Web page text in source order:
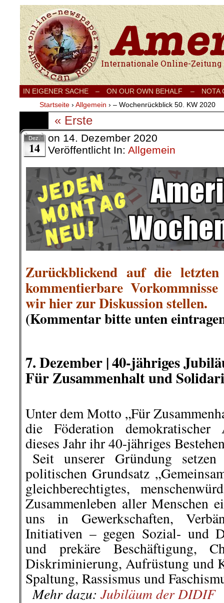
Internationale Onlinezeitung für Frieden,
IN EIGENER SACHE – ON OUR OWN BEHALF –
NOTA
Startseite › Allgemein › – Wochenrückblick 50. KW 2020
« Erste
Dez.
14
on 14. Dezember 2020
Veröffentlicht In: Allgemein
Zurückblickend auf die
kommentierbare
wir hier zur Diskussion stellen.
(Kommentar bitte unten
7.Dezember |40-jähriges
Für Zusammenhalt und
Unter dem Motto „Für
die Föderation demokratischer
dieses Jahr ihr 40-jähriges
Seit unserer Gründung
politischen Grundsatz
gleichberechtigtes,
Zusammenleben aller Menschen
uns in Gewerkschaften,
Initiativen – gegen Sozial- und
und prekäre Beschäftigung,
Diskriminierung, Aufrüstung und
Spaltung, Rassismus und
Mehr dazu: Jubiläum der DIDIF